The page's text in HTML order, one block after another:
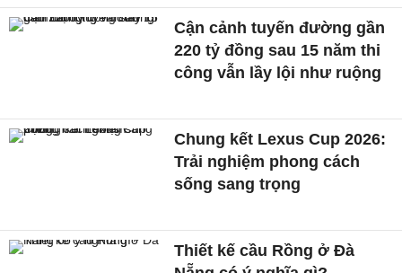
Cận cảnh tuyến đường gần
220 tỷ đồng sau 15 năm thi
công vẫn lầy lội như ruộng
Chung kết Lexus Cup 2026:
Trải nghiệm phong cách
sống sang trọng
Thiết kế cầu Rồng ở Đà